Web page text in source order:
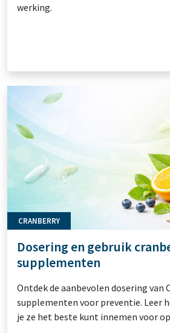
werking.
CRANBERRY
Dosering en gebruik
supplementen
Ontdek de aanbevolen dosering van
supplementen voor preventie. Leer
je ze het beste kunt innemen voor